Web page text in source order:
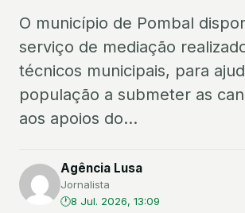
O município de Pombal
serviço de mediação
técnicos municipais, para
população a submeter as
aos apoios do...
Agência Lusa
Jornalista
8 Jul. 2026, 13:09